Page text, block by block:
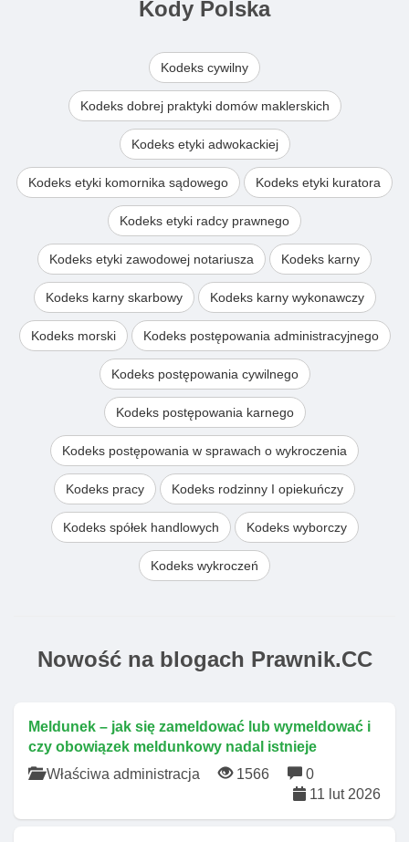
Kody Polska
Kodeks cywilny
Kodeks dobrej praktyki domów maklerskich
Kodeks etyki adwokackiej
Kodeks etyki komornika sądowego Kodeks etyki kuratora
Kodeks etyki radcy prawnego
Kodeks etyki zawodowej notariusza Kodeks karny
Kodeks karny skarbowy Kodeks karny wykonawczy
Kodeks morski Kodeks postępowania administracyjnego
Kodeks postępowania cywilnego
Kodeks postępowania karnego
Kodeks postępowania w sprawach o wykroczenia
Kodeks pracy Kodeks rodzinny I opiekuńczy
Kodeks spółek handlowych Kodeks wyborczy
Kodeks wykroczeń
Nowość na blogach Prawnik.CC
Meldunek – jak się zameldować lub wymeldować i
czy obowiązek meldunkowy nadal istnieje
Właściwa administracja
1566
0
11 lut 2026